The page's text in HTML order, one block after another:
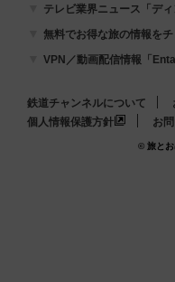
テレビ業界ニュース「ディ
無料でお得な旅の情報を
VPN／動画配信情報「
鉄道チャンネルについて
個人情報保護方針
お
© 旅とお